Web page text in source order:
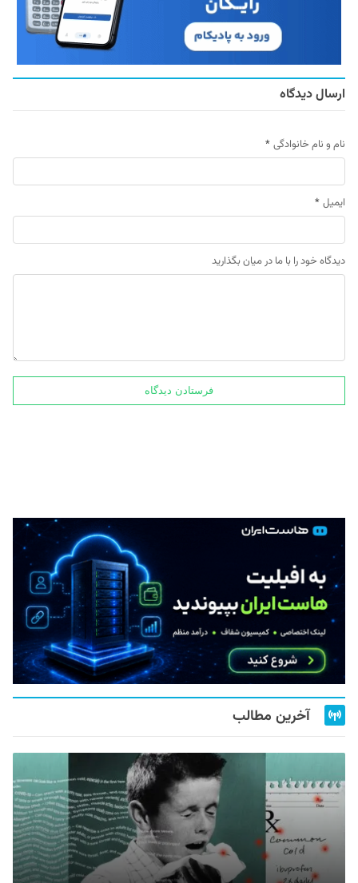
ارسال دیدگاه
نام و نام خانوادگی *
ایمیل *
دیدگاه خود را با ما در میان بگذارید
آخرین مطالب